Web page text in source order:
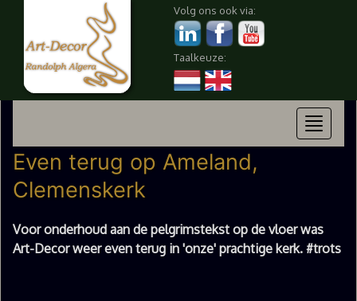
Volg ons ook via:
Taalkeuze:
Toggle
Even terug op Ameland,
Clemenskerk
Voor onderhoud aan de pelgrimstekst op de vloer was
Art-Decor weer even terug in 'onze' prachtige kerk. #trots